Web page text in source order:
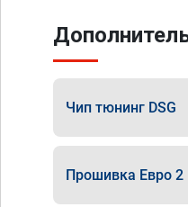
Чип тюнинг DSG
Прошивка Евро 2